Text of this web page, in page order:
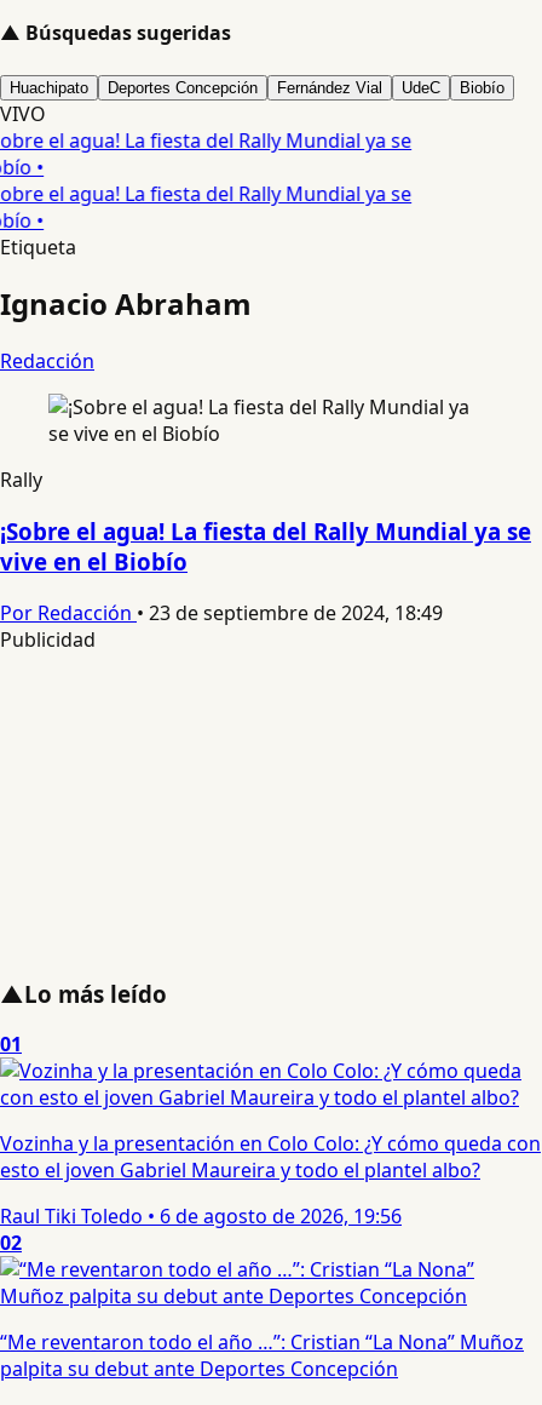
▲ Búsquedas sugeridas
Huachipato Deportes Concepción Fernández Vial UdeC Biobío
VIVO
el agua! La fiesta del Rally Mundial ya se
•
el agua! La fiesta del Rally Mundial ya se
•
Etiqueta
Ignacio Abraham
Redacción
Rally
¡Sobre el agua! La fiesta del Rally Mundial ya se
vive en el Biobío
Por Redacción • 23 de septiembre de 2024, 18:49
Publicidad
▲Lo más leído
01
Vozinha y la presentación en Colo Colo: ¿Y cómo queda con
esto el joven Gabriel Maureira y todo el plantel albo?
Raul Tiki Toledo • 6 de agosto de 2026, 19:56
02
“Me reventaron todo el año …”: Cristian “La Nona” Muñoz
palpita su debut ante Deportes Concepción